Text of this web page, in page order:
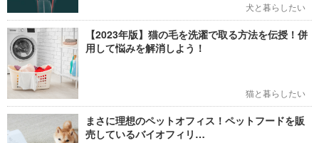
犬と暮らしたい
【2023年版】猫の毛を洗濯で取る方法を伝授！併
用して悩みを解消しよう！
猫と暮らしたい
まさに理想のペットオフィス！ペットフードを販
売しているバイオフィリ…